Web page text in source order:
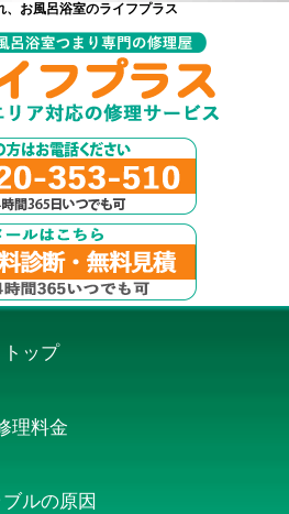
お風呂浴室のライフプラス
トップ
理料金
ブルの原因